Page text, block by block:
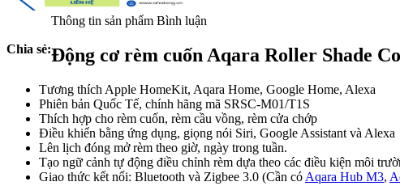
Chia sẻ:
Thông tin sản phẩm Bình luận
Động cơ rèm cuốn Aqara Roller Shade
Tương thích Apple HomeKit, Aqara Home, Google Home, Alexa
Phiên bản Quốc Tế, chính hãng mã SRSC-M01/T1S
Thích hợp cho rèm cuốn, rèm cầu vồng, rèm cửa chớp
Điều khiển bằng ứng dụng, giọng nói Siri, Google Assistant và Alexa
Lên lịch đóng mở rèm theo giờ, ngày trong tuần.
Tạo ngữ cảnh tự động điều chỉnh rèm dựa theo các điều kiện môi
Giao thức kết nối: Bluetooth và Zigbee 3.0 (Cần có Aqara Hub M3,